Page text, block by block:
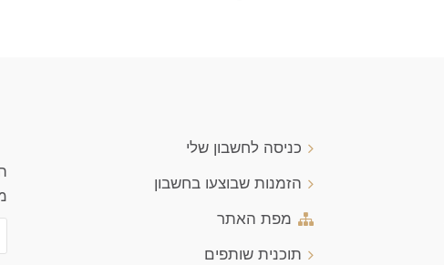
כניסה לחשבון שלי
הזמנות שבוצעו בחשבון
מפת האתר
תוכנית שותפים